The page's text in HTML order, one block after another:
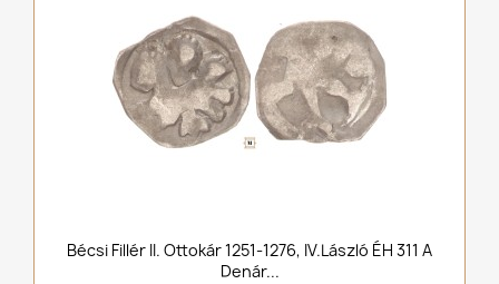
Bécsi Fillér II. Ottokár 1251-1276, IV.László ÉH 311 A
Denár...